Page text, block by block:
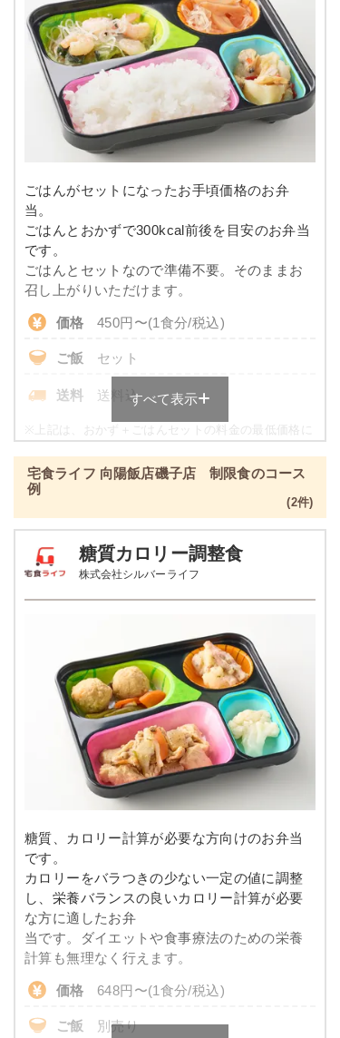
※メニューの補足
-
豆腐ハンバーグの甘酢あんかけ
こんにゃくと春菊の甘辛煮
カニ風味サラダ
竹輪と野菜の胡麻よごし
栄養素
-
※メニューの補足
-
※ その他備考
メニューは日替わりです（メニューは一例です）
カロリー 400kcal前後
塩分 -
タンパク質
脂質 -
糖質 -
カリウム
コレステロール
彩り旬菜のメニュー例
サバの味噌だれがけ
ほうれん草のベーコン和え
豆腐の柚子あんかけ
栄養素
-
-
豆腐おろしハンバーグ
彩りごまサラダ
栄養素
※メニューの補足
＋メニュー例をもっと見る
メニューは日替わりです（メニューは一例です）
ごはんがセットになったお手頃価格のお弁
当。
ごはんとおかずで300kcal前後を目安のお弁当
です。
ごはんとセットなので準備不要。そのままお
召し上がりいただけます。
価格 450円〜(1食分/税込)
ご飯 セット
送料 送料込
※
上記は、おかず＋ごはんセットの料金の最低価格に
彩り旬菜プラスの栄養素例
品数 2～3品
カロリー 329kcal
塩分 1.3g
12.1g
脂質 4.6g
糖質 53.8g
リン 137.6mg
カリウム 271.1mg
コレステロール -
※ 一例です。メニューにより前後します
彩り旬菜プラスのメニュー例
エビと青梗菜の塩あん
あさりとじゃが芋のピリ辛醤油仕立て
白滝と蒲鉾の煮物
すべて表示
宅食ライフ 向陽飯店磯子店 制限食のコース
例
(2件)
糖質カロリー調整食
株式会社シルバーライフ
糖質、カロリー計算が必要な方向けのお弁当
です。
カロリーをバラつきの少ない一定の値に調整
し、栄養バランスの良いカロリー計算が必要
な方に適したお弁
当です。ダイエットや食事療法のための栄養
計算も無理なく行えます。
価格 648円〜(1食分/税込)
ご飯 別売り